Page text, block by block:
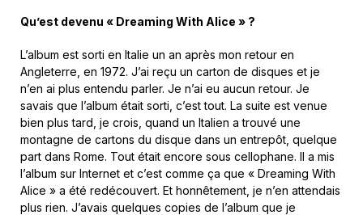
Qu’est devenu « Dreaming With Alice » ?
L’album est sorti en Italie un an après mon retour en
Angleterre, en 1972. J’ai reçu un carton de disques et je
n’en ai plus entendu parler. Je n’ai eu aucun retour. Je
savais que l’album était sorti, c’est tout. La suite est venue
bien plus tard, je crois, quand un Italien a trouvé une
montagne de cartons du disque dans un entrepôt, quelque
part dans Rome. Tout était encore sous cellophane. Il a mis
l’album sur Internet et c’est comme ça que « Dreaming With
Alice » a été redécouvert. Et honnêtement, je n’en attendais
plus rien. J’avais quelques copies de l’album que je